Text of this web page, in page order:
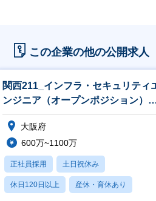
この企業の他の公開求人
関西211_インフラ・セキュリティ
ンジニア（オープンポジション
※関西立上げ（リーダークラス以
大阪府
600万~1100万
正社員採用 土日祝休み
休日120日以上 産休・育休あり